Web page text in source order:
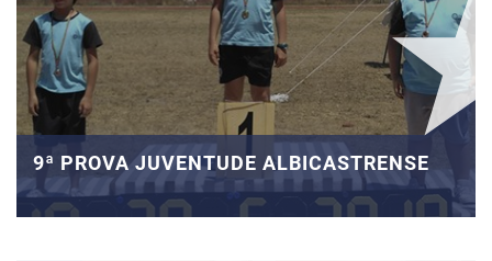
9ª PROVA JUVENTUDE ALBICASTRENSE